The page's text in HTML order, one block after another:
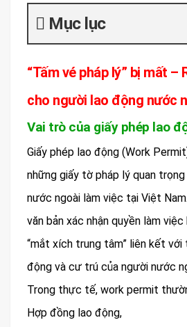
Mục lục
“Tấm vé pháp lý” bị mất –
cho người lao động nước
Vai trò của giấy phép lao
Giấy phép lao động (Work
những giấy tờ pháp lý quan
nước ngoài làm việc tại Việt
văn bản xác nhận quyền làm
“mắt xích trung tâm” liên kết với
động và cư trú của người nước
Trong thực tế, work permit
Hợp đồng lao động,